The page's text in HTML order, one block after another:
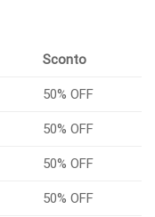
Sconto
50% OFF
50% OFF
50% OFF
50% OFF